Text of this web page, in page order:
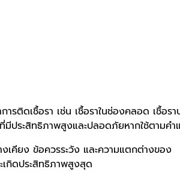
ารติดเชื้อรา เช่น เชื้อราในช่องคลอด เชื้อรา
ประสิทธิภาพสูงและปลอดภัยหากใช้ตามคำ
คียง ข้อควรระวัง และความแตกต่างของ
กิดประสิทธิภาพสูงสุด